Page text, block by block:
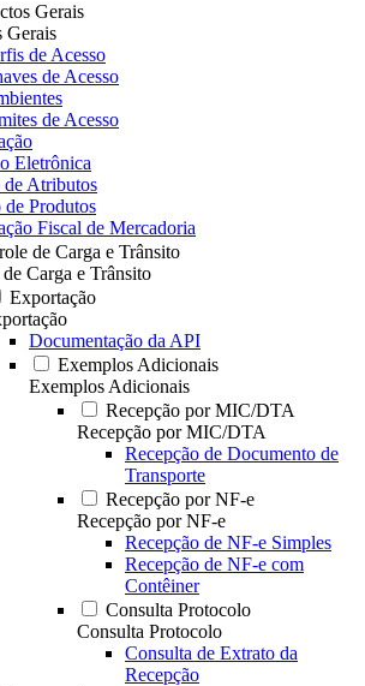
Gerais
Gerais
de Acesso
de Acesso
de Acesso
Eletrônica
de Atributos
de Produtos
Fiscal de Mercadoria
de Carga e Trânsito
Carga e Trânsito
Exportação
Documentação da API
Exemplos Adicionais
Exemplos Adicionais
Recepção por MIC/DTA
Recepção por MIC/DTA
Recepção de Documento de
Transporte
Recepção por NF-e
Recepção por NF-e
Recepção de NF-e Simples
Recepção de NF-e com
Contêiner
Consulta Protocolo
Consulta Protocolo
Consulta de Extrato da
Recepção